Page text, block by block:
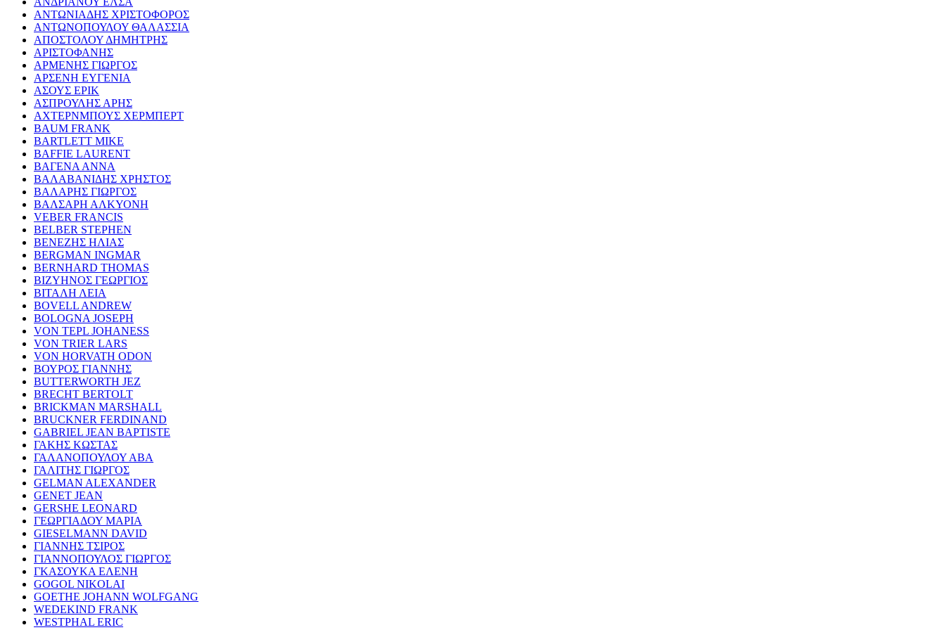
ΑΝΤΩΝΙΑΔΗΣ ΧΡΙΣΤΟΦΟΡΟΣ
ΑΝΤΩΝΟΠΟΥΛΟΥ ΘΑΛΑΣΣΙΑ
ΑΠΟΣΤΟΛΟΥ ΔΗΜΗΤΡΗΣ
ΑΡΙΣΤΟΦΑΝΗΣ
ΑΡΜΕΝΗΣ ΓΙΩΡΓΟΣ
ΑΡΣΕΝΗ ΕΥΓΕΝΙΑ
ΑΣΟΥΣ ΕΡΙΚ
ΑΣΠΡΟΥΛΗΣ ΑΡΗΣ
ΑΧΤΕΡΝΜΠΟΥΣ ΧΕΡΜΠΕΡΤ
BAUM FRANK
BARTLETT MIKE
BAFFIE LAURENT
ΒΑΓΕΝΑ ΑΝΝΑ
ΒΑΛΑΒΑΝΙΔΗΣ ΧΡΗΣΤΟΣ
ΒΑΛΑΡΗΣ ΓΙΩΡΓΟΣ
ΒΑΛΣΑΡΗ ΑΛΚΥΟΝΗ
VEBER FRANCIS
BELBER STEPHEN
ΒΕΝΕΖΗΣ ΗΛΙΑΣ
BERGMAN INGMAR
BERNHARD THOMAS
ΒΙΖΥΗΝΟΣ ΓΕΩΡΓΙΟΣ
ΒΙΤΑΛΗ ΛΕΙΑ
BOVELL ANDREW
BOLOGNA JOSEPH
VON TEPL JOHANESS
VON TRIER LARS
VON HORVATH ODON
ΒΟΥΡΟΣ ΓΙΑΝΝΗΣ
BUTTERWORTH JEZ
BRECHT BERTOLT
BRICKMAN MARSHALL
BRUCKNER FERDINAND
GABRIEL JEAN BAPTISTE
ΓΑΚΗΣ ΚΩΣΤΑΣ
ΓΑΛΑΝΟΠΟΥΛΟΥ ΑΒΑ
ΓΑΛΙΤΗΣ ΓΙΩΡΓΟΣ
GELMAN ALEXANDER
GENET JEAN
GERSHE LEONARD
ΓΕΩΡΓΙΑΔΟΥ ΜΑΡΙΑ
GIESELMANN DAVID
ΓΙΑΝΝΗΣ ΤΣΙΡΟΣ
ΓΙΑΝΝΟΠΟΥΛΟΣ ΓΙΩΡΓΟΣ
ΓΚΑΣΟΥΚΑ ΕΛΕΝΗ
GOGOL NIKOLAI
GOETHE JOHANN WOLFGANG
WEDEKIND FRANK
WESTPHAL ERIC